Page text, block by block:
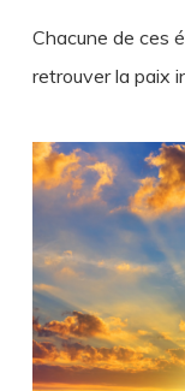
Chacune de ces
retrouver la paix